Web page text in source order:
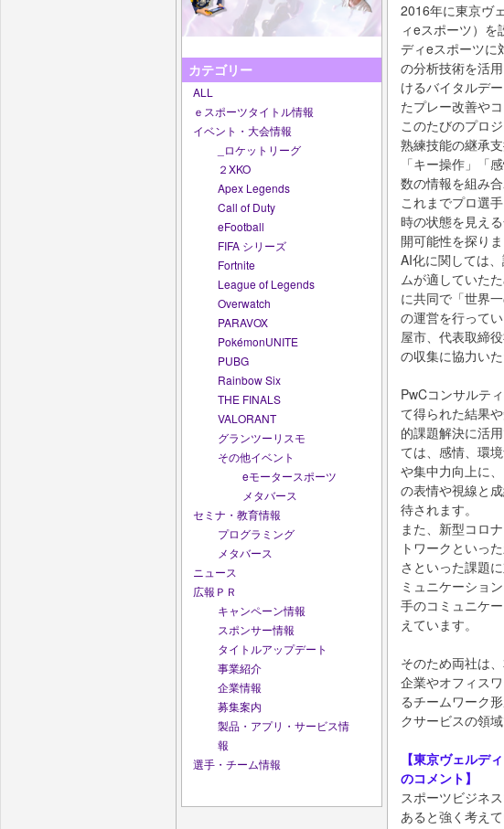
カテゴリー
ALL
ｅスポーツタイトル情報
イベント・大会情報
_ロケットリーグ
２XKO
Apex Legends
Call of Duty
eFootball
FIFA シリーズ
Fortnite
League of Legends
Overwatch
PARAVOX
PokémonUNITE
PUBG
Rainbow Six
THE FINALS
VALORANT
グランツーリスモ
その他イベント
eモータースポーツ
メタバース
セミナ・教育情報
プログラミング
メタバース
ニュース
広報ＰＲ
キャンペーン情報
スポンサー情報
タイトルアップデート
事業紹介
企業情報
募集案内
製品・アプリ・サービス情
報
選手・チーム情報
2016年に東京ヴ
ィeスポーツ）
ディeスポーツに
の分析技術を活
けるバイタルデ
たプレー改善や
このたびのプロ
熟練技能の継承
「キー操作」「
数の情報を組み
これまでプロ選
時の状態を見え
開可能性を探りま
AI化に関しては
ムが適していた
に共同で「世界
の運営を行って
屋市、代表取締
の収集に協力いた
PwCコンサルテ
て得られた結果
的課題解決に活
ては、感情、環
や集中力向上に
の表情や視線と
待されます。
また、新型コロ
トワークといっ
さといった課題
ミュニケーショ
手のコミュニケ
えています。
そのため両社は
企業やオフィス
るチームワーク
クサービスの領
【東京ヴェル
のコメント】
スポーツビジネ
あると強く考えて